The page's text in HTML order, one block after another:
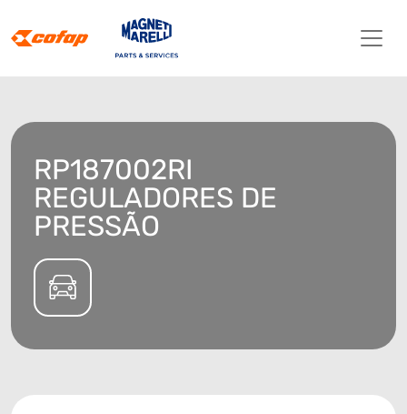
RP187002RI
REGULADORES DE
PRESSÃO